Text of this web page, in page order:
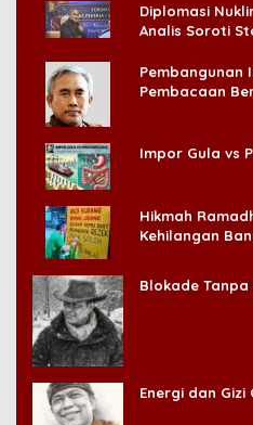
Diplomasi
Analis Soroti
Pembangunan
Pembacaan
Impor Gula vs
Hikmah
Kehilangan
Blokade
Energi dan Gizi